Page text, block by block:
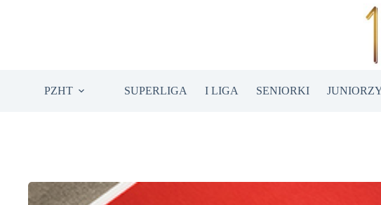
PZHT SUPERLIGA I LIGA SENIORKI